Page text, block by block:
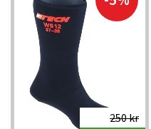
Vi har också klassiska
perfekta när du är stilla
lager två i riktigt kallt väder.
Neoprenstrumpor
barriär mot kyla
Värmesockor i ull
250 kr